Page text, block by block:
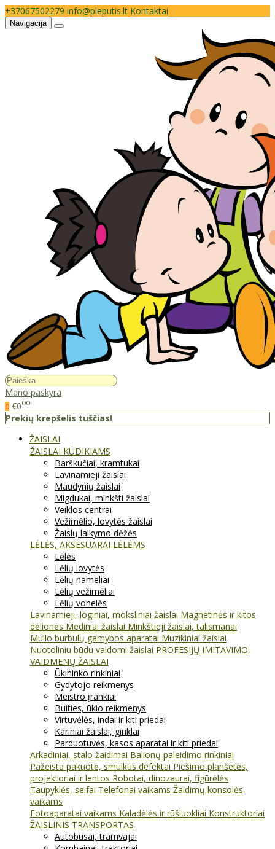
+37067502279 info@pleputis.lt Kontaktai
Navigacija
Mano paskyra
0 €000
Prekių krepšelis tuščias!
ŽAISLAI
ŽAISLAI KŪDIKIAMS
Barškučiai, kramtukai
Lavinamieji žaislai
Maudynių žaislai
Migdukai, minkšti žaislai
Veiklos centrai
Vežimėlio, lovytės žaislai
Žaislų laikymo dėžės
LĖLĖS, AKSESUARAI LĖLĖMS
Lėlės
Lėlių lovytės
Lėlių nameliai
Lėlių vežimėliai
Lėlių vonelės
Lavinamieji, loginiai, moksliniai žaislai Magnetinės ir kitos
dėlionės Mediniai žaislai Minkštieji žaislai, talismanai
Muilo burbulų gamybos aparatai Muzikiniai žaislai
Nuotoliniu būdu valdomi žaislai PROFESIJŲ IMITAVIMO,
VAIDMENŲ ŽAISLAI
Ūkininko rinkiniai
Gydytojo reikmenys
Meistro įrankiai
Buities, ūkio reikmenys
Virtuvėlės, indai ir kiti priedai
Kariniai žaislai, ginklai
Parduotuvės, kasos aparatai ir kiti priedai
Arkadiniai, stalo žaidimai Balionų paleidimo rinkiniai
Pažeista pakuotė, smulkūs defektai Piešimo planšetės,
projektoriai ir lentos Robotai, dinozaurai, figūrėlės
Taupyklės, seifai Telefonai vaikams Žaidimų konsolės
vaikams
Fotoaparatai vaikams Kaladėlės ir rūšiuokliai Konstruktoriai
ŽAISLINIS TRANSPORTAS
Autobusai, tramvajai